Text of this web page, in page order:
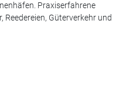
Praxiserfahrene
Güterverkehr und